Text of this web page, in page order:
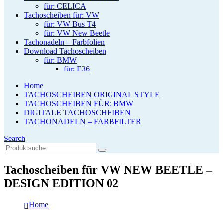
für: CELICA
Tachoscheiben für: VW
für: VW Bus T4
für: VW New Beetle
Tachonadeln – Farbfolien
Download Tachoscheiben
für: BMW
für: E36
Home
TACHOSCHEIBEN ORIGINAL STYLE
TACHOSCHEIBEN FÜR: BMW
DIGITALE TACHOSCHEIBEN
TACHONADELN – FARBFILTER
Search
Tachoscheiben für VW NEW BEETLE –
DESIGN EDITION 02
Home